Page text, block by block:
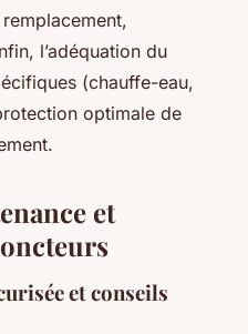
l’adéquation du
(chauffe-eau,
optimale de
et
et conseils